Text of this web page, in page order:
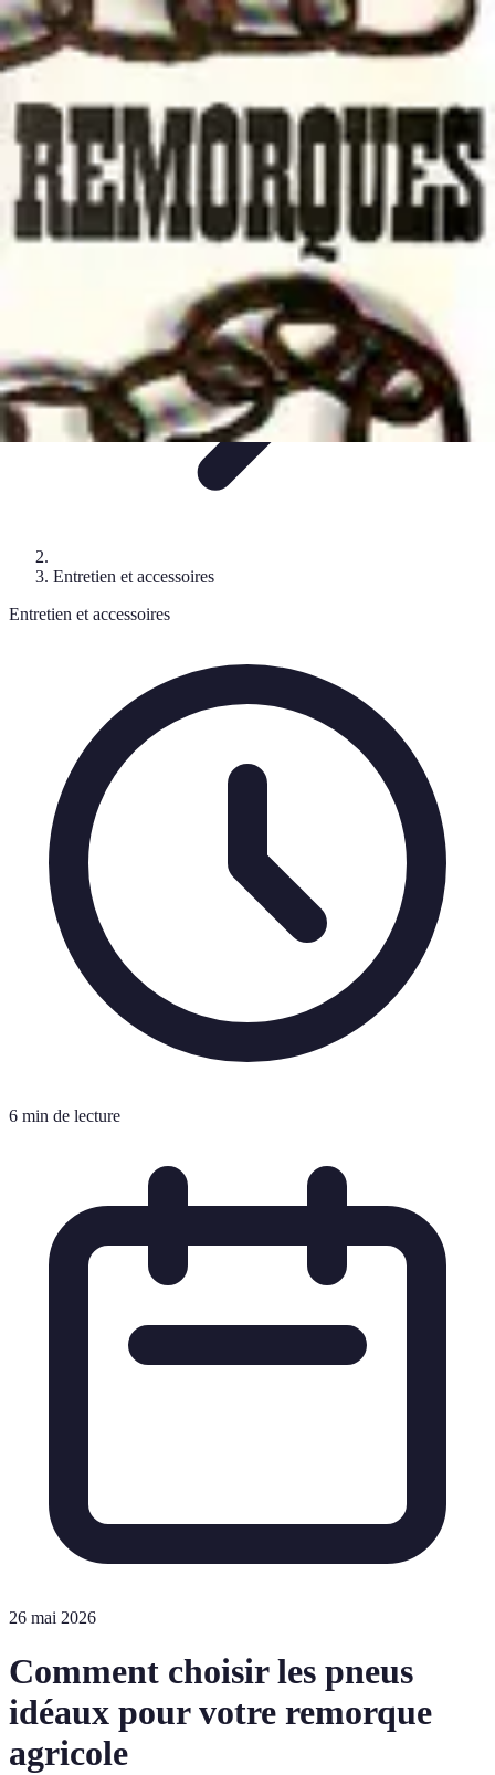
Remorque Agricole
Achat et choix de remorque
Guide d'achatEntretien et Sécurité Types
de remorquesGuides pratiques
Remorque Agricole
Entretien et accessoires
Entretien et accessoires
6 min de lecture
26 mai 2026
Comment choisir les pneus
idéaux pour votre remorque
agricole